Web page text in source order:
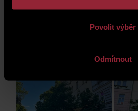
Povolit výběr
Odmítnout